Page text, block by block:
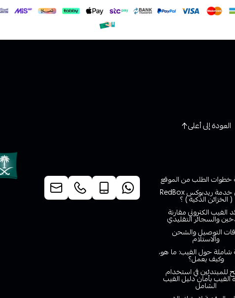
العودة إلى أعلى
خطوات الطلب من الموقع
ما هي خدمة ريدبوكس RedBox
( الخزائن الذكية ) ؟
الفيب الكتروني مقارنة
والسجائر التقليدي
التوصيل والشحن
والاستلام
حول الفيب: ما هو،
وكيف يعمل؟
للمبتدئين في استخدام
الفيب بأمان دليل الفيب
الشامل